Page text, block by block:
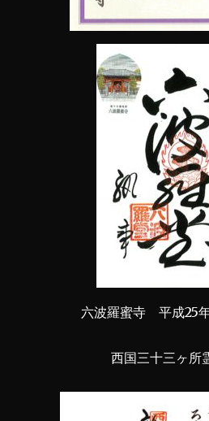
六波羅蜜寺 平成25
西国三十三ヶ所